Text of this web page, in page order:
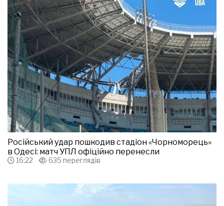
Російський удар пошкодив стадіон «Чорноморець»
в Одесі: матч УПЛ офіційно перенесли
16:22 635 переглядів